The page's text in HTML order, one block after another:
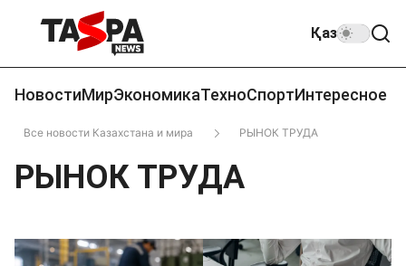
Қаз
НовостиМирЭкономикаТехноСпортИнтересное
Все новости Казахстана и мира РЫНОК ТРУДА
РЫНОК ТРУДА